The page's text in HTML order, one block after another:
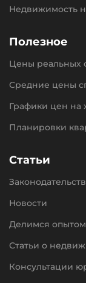
Недвижимость
Полезное
Цены реальных
Средние цены
Графики цен на
Планировки
Статьи
Новости
Делимся опытом
Статьи о
Консультации